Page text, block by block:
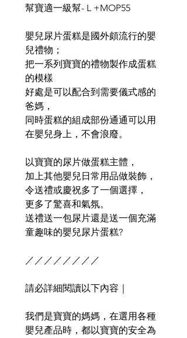
幫寶適一級幫- L +MOP55
嬰兒尿片蛋糕是國外頗流行的嬰
兒禮物；
把一系列寶寶的禮物製作成蛋糕
的模樣
好處是可以配合到需要儀式感的
爸媽，
同時蛋糕的組成部份通通可以用
在嬰兒身上，不會浪廢。
以寶寶的尿片做蛋糕主體，
加上其他嬰兒日常用品做裝飾，
令送禮或慶祝多了一個選擇，
更多了驚喜和氣氛。
送禮送一包尿片還是送一個充滿
童趣味的嬰兒尿片蛋糕?
／／／／／／／／
請必詳細閱讀以下內容｜
我們是寶寶的媽媽，在選用各種
嬰兒產品時，都以寶寶的安全為